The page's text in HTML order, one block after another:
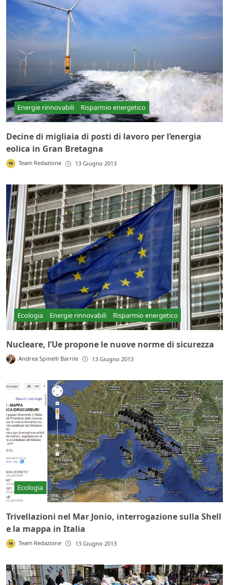
Energie rinnovabili Risparmio energetico
Decine di migliaia di posti di lavoro per l’energia
eolica in Gran Bretagna
Team Redazione 13 Giugno 2013
Ecologia Energie rinnovabili Risparmio energetico
Nucleare, l’Ue propone le nuove norme di sicurezza
Andrea Spinelli Barrile 13 Giugno 2013
Ecologia
Trivellazioni nel Mar Jonio, interrogazione sulla Shell
e la mappa in Italia
Team Redazione 13 Giugno 2013